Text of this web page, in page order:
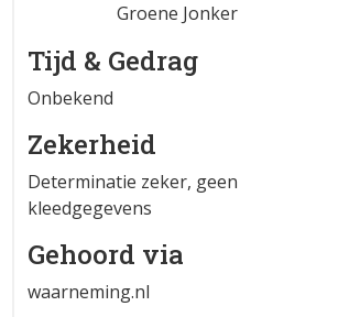
Groene Jonker
Tijd & Gedrag
Onbekend
Zekerheid
Determinatie zeker, geen
kleedgegevens
Gehoord via
waarneming.nl